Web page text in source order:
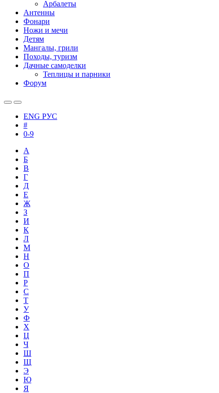
Арбалеты
Антенны
Фонари
Ножи и мечи
Детям
Мангалы, грили
Походы, туризм
Дачные самоделки
Теплицы и парники
Форум
ENG РУС
#
0-9
А
Б
В
Г
Д
Е
Ж
З
И
К
Л
М
Н
О
П
Р
С
Т
У
Ф
Х
Ц
Ч
Ш
Щ
Э
Ю
Я